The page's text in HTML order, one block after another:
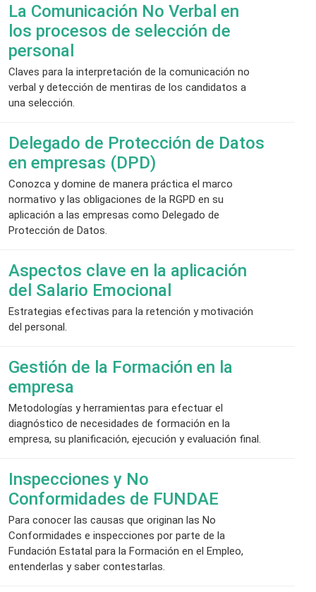
La Comunicación No Verbal en
los procesos de selección de
personal
Claves para la interpretación de la comunicación no
verbal y detección de mentiras de los candidatos a
una selección.
Delegado de Protección de Datos
en empresas (DPD)
Conozca y domine de manera práctica el marco
normativo y las obligaciones de la RGPD en su
aplicación a las empresas como Delegado de
Protección de Datos.
Aspectos clave en la aplicación
del Salario Emocional
Estrategias efectivas para la retención y motivación
del personal.
Gestión de la Formación en la
empresa
Metodologías y herramientas para efectuar el
diagnóstico de necesidades de formación en la
empresa, su planificación, ejecución y evaluación final.
Inspecciones y No
Conformidades de FUNDAE
Para conocer las causas que originan las No
Conformidades e inspecciones por parte de la
Fundación Estatal para la Formación en el Empleo,
entenderlas y saber contestarlas.